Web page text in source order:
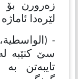
زەرورن بۆ
لێرەدا
-
سێ كتێبە
تایبەتن